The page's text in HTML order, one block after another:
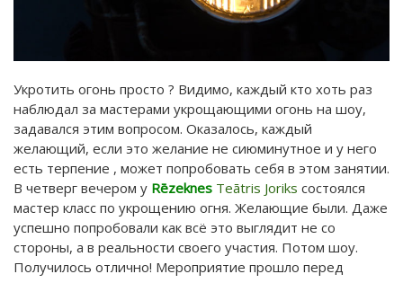
Укротить огонь просто ? Видимо, каждый кто хоть раз
наблюдал за мастерами укрощающими огонь на шоу,
задавался этим вопросом. Оказалось, каждый
желающий, если это желание не сиюминутное и у него
есть терпение , может попробовать себя в этом занятии.
В четверг вечером у Rēzeknes Teātris Joriks состоялся
мастер класс по укрощению огня. Желающие были. Даже
успешно попробовали как всё это выглядит не со
стороны, а в реальности своего участия. Потом шоу.
Получилось отлично! Мероприятие прошло перед